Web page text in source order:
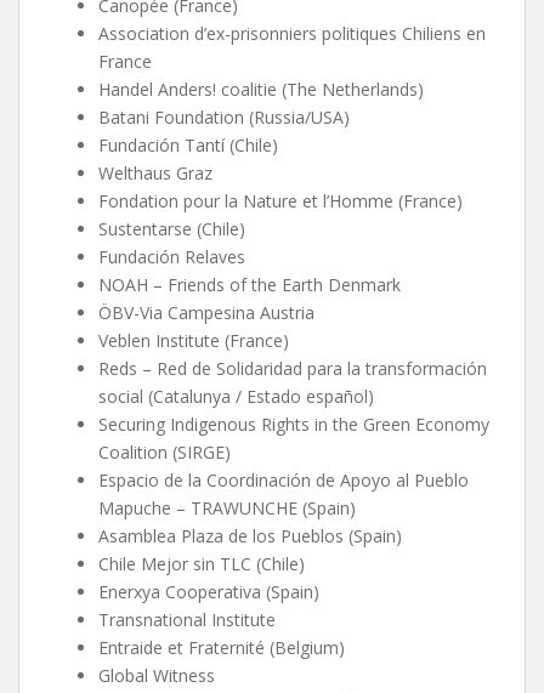
Canopée (France)
Association d’ex-prisonniers politiques Chiliens en
France
Handel Anders! coalitie (The Netherlands)
Batani Foundation (Russia/USA)
Fundación Tantí (Chile)
Welthaus Graz
Fondation pour la Nature et l’Homme (France)
Sustentarse (Chile)
Fundación Relaves
NOAH – Friends of the Earth Denmark
ÖBV-Via Campesina Austria
Veblen Institute (France)
Reds – Red de Solidaridad para la transformación
social (Catalunya / Estado español)
Securing Indigenous Rights in the Green Economy
Coalition (SIRGE)
Espacio de la Coordinación de Apoyo al Pueblo
Mapuche – TRAWUNCHE (Spain)
Asamblea Plaza de los Pueblos (Spain)
Chile Mejor sin TLC (Chile)
Enerxya Cooperativa (Spain)
Transnational Institute
Entraide et Fraternité (Belgium)
Global Witness